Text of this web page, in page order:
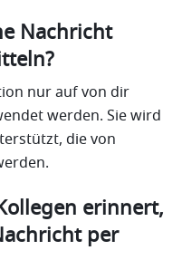
Nachricht
nur auf von dir
werden. Sie wird
die von
erinnert,
per